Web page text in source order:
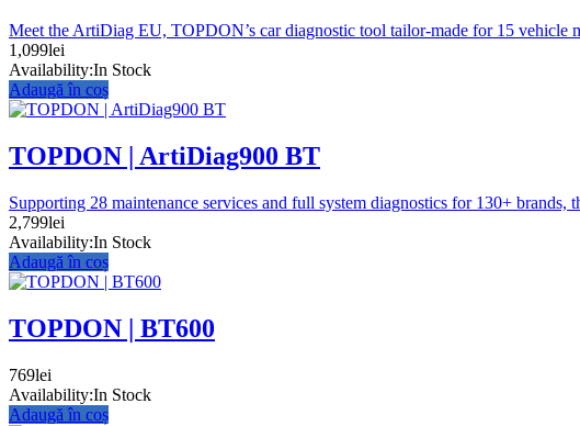
Meet the ArtiDiag EU, TOPDON’s car diagnostic tool tailor-made for 15
1,099lei
Availability:In Stock
Adaugă în coș
TOPDON | ArtiDiag900 BT
Supporting 28 maintenance services and full system diagnostics for 130+
2,799lei
Availability:In Stock
Adaugă în coș
TOPDON | BT600
769lei
Availability:In Stock
Adaugă în coș